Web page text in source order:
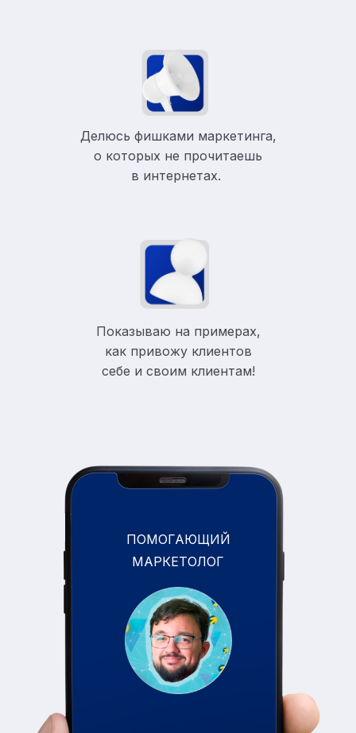
Делюсь фишками маркетинга,
о которых не прочитаешь
в интернетах.
Показываю на примерах,
как привожу клиентов
себе и своим клиентам!
ПОМОГАЮЩИЙ
МАРКЕТОЛОГ